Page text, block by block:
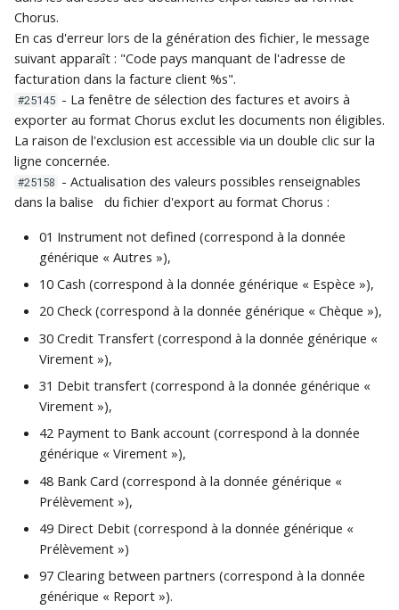
Chorus.
En cas d'erreur lors de la génération des fichier, le message
suivant apparaît : "Code pays manquant de l'adresse de
facturation dans la facture client %s".
#25145 - La fenêtre de sélection des factures et avoirs à
exporter au format Chorus exclut les documents non éligibles.
La raison de l'exclusion est accessible via un double clic sur la
ligne concernée.
#25158 - Actualisation des valeurs possibles renseignables
dans la balise
du fichier d'export au format Chorus :
01 Instrument not defined (correspond à la donnée
générique « Autres »),
10 Cash (correspond à la donnée générique « Espèce »),
20 Check (correspond à la donnée générique « Chèque »),
30 Credit Transfert (correspond à la donnée générique «
Virement »),
31 Debit transfert (correspond à la donnée générique «
Virement »),
42 Payment to Bank account (correspond à la donnée
générique « Virement »),
48 Bank Card (correspond à la donnée générique «
Prélèvement »),
49 Direct Debit (correspond à la donnée générique «
Prélèvement »)
97 Clearing between partners (correspond à la donnée
générique « Report »).